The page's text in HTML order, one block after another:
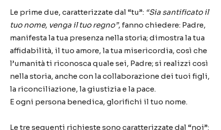
Le prime due, caratterizzate dal “tu”: “Sia santificato il
tuo nome, venga il tuo regno”, fanno chiedere: Padre,
manifesta la tua presenza nella storia; dimostra la tua
affidabilità, il tuo amore, la tua misericordia, così che
l’umanità ti riconosca quale sei, Padre; si realizzi così
nella storia, anche con la collaborazione dei tuoi figli,
la riconciliazione, la giustizia e la pace.
E ogni persona benedica, glorifichi il tuo nome.
Le tre seguenti richieste sono caratterizzate dal “noi”: